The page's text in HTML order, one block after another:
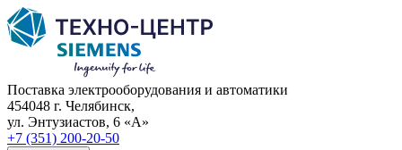
Поставка электрооборудования и автоматики
454048 г. Челябинск,
ул. Энтузиастов, 6 «А»
+7 (351) 200-20-50